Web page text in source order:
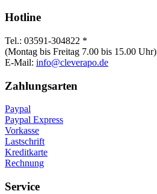
Hotline
Tel.: 03591-304822 *
(Montag bis Freitag 7.00 bis 15.00 Uhr)
E-Mail: info@cleverapo.de
Zahlungsarten
Paypal
Paypal Express
Vorkasse
Lastschrift
Kreditkarte
Rechnung
Service